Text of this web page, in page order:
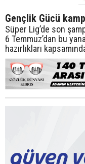
Gençlik Gücü
Süper Lig’de son
6 Temmuz’dan bu
hazırlıkları